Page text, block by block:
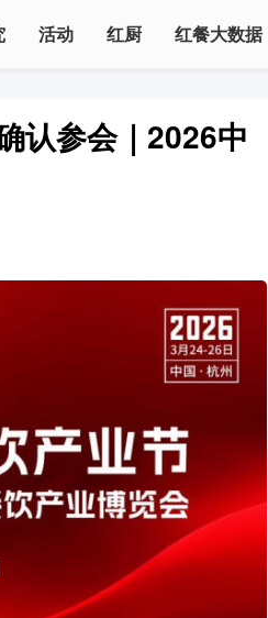
活动 红厨 红餐大数据
认参会｜2026中